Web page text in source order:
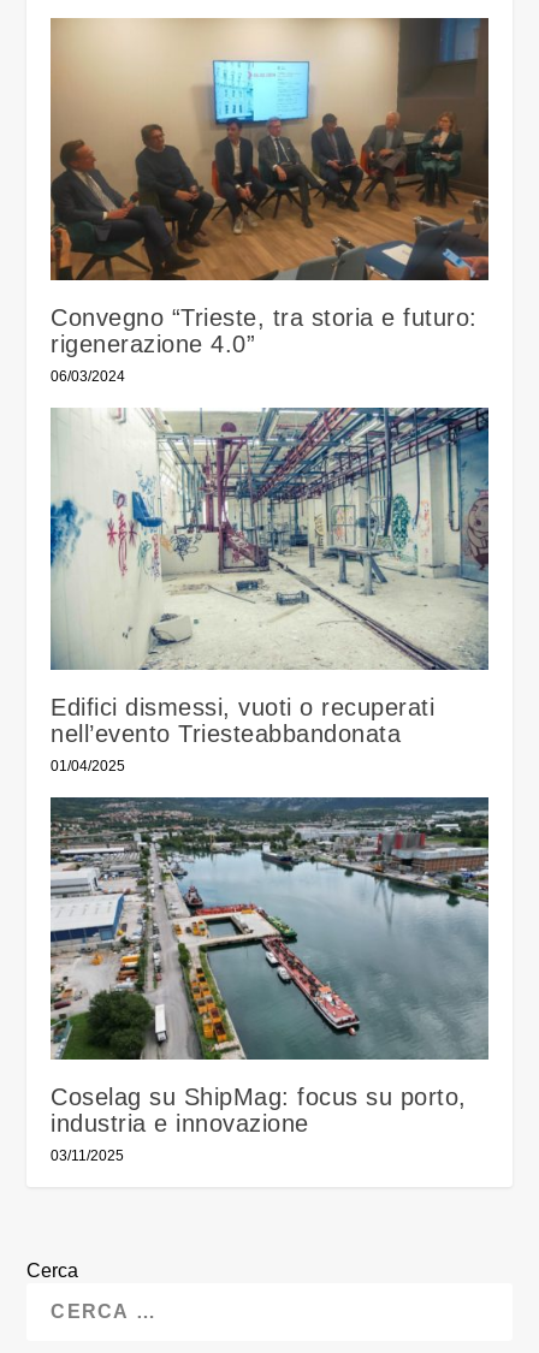
Convegno “Trieste, tra storia e futuro:
rigenerazione 4.0”
06/03/2024
Edifici dismessi, vuoti o recuperati
nell’evento Triesteabbandonata
01/04/2025
Coselag su ShipMag: focus su porto,
industria e innovazione
03/11/2025
Cerca